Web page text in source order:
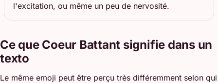
l'excitation, ou même un peu de nervosité.
Ce que Coeur Battant signifie dans un
texto
Le même emoji peut être perçu très différemment selon qui